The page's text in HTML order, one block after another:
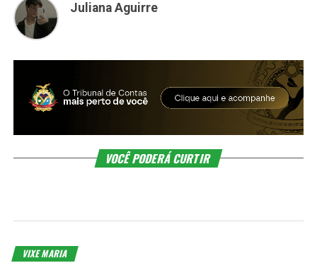
Juliana Aguirre
VOCÊ PODERÁ CURTIR
VIXE MARIA